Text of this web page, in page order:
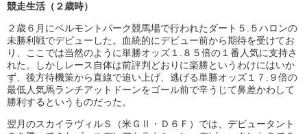
競走生活（２歳時）
２歳６月にベルモントパーク競馬場で行われたダート５.５ハロンの
未勝利戦でデビューした。血統的にデビュー前から期待を受けてお
り、ここでは当然のように単勝オッズ１.８５倍の１番人気に支持さ
れた。しかしレース自体は前評判どおりに楽勝というわけにはいか
ず、後方待機策から直線で追い上げ、逃げる単勝オッズ１７.９倍の
最低人気馬ランチアットドーンをゴール前で辛うじて鼻差かわして
勝利するというものだった。
翌月のスカイラヴィルＳ（米ＧⅡ・Ｄ６Ｆ）では、デビュータント